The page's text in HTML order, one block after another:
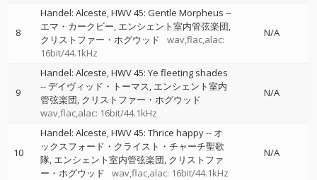
8
Handel: Alceste, HWV 45: Gentle Morpheus --
エマ・カークビー エンシェント室内管弦楽団
クリストファー・ホグウッド
wav,flac,alac:
16bit/44.1kHz
N/A
9
Handel: Alceste, HWV 45: Ye fleeting shades
--デイヴィッド・トーマス エンシェント室内
管弦楽団 クリストファー・ホグウッド
wav,flac,alac: 16bit/44.1kHz
N/A
10
Handel: Alceste, HWV 45: Thrice happy-- オ
ックスフォード・クライスト・チャーチ聖歌
隊 エンシェント室内管弦楽団 クリストファ
ー・ホグウッド
wav,flac,alac: 16bit/44.1kHz
N/A